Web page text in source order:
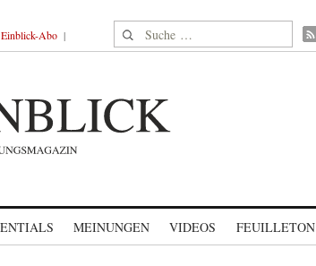
Einblick-Abo Suche nach:
MEINUNGEN VIDEOS FEUILLETON